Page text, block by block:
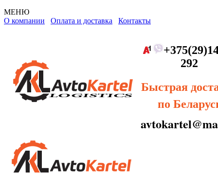
МЕНЮ
О компании Оплата и доставка Контакты
292
Быстрая
по